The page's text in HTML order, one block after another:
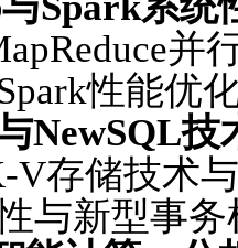
并
性能优
NewSQL技
储技术与
与新型事